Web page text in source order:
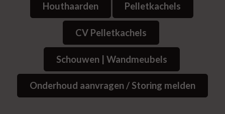
Houthaarden Pelletkachels
CV Pelletkachels
Schouwen | Wandmeubels
Onderhoud aanvragen / Storing melden